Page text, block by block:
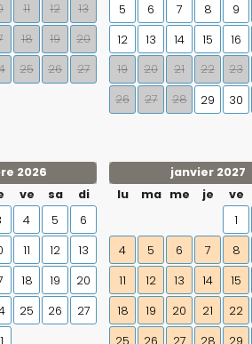
11 12
13
18 19
20
25 26
27
5
6 7 8 9
12
13 14 15 16
19
20 21 22 23
26
27 28 29 30
2026
ve sa
di
4 5
6
11 12
13
18 19
20
25 26
27
janvier 2027
lu
ma me je ve
1
4
5 6 7 8
11
12 13 14 15
18
19 20 21 22
25
26 27 28 29